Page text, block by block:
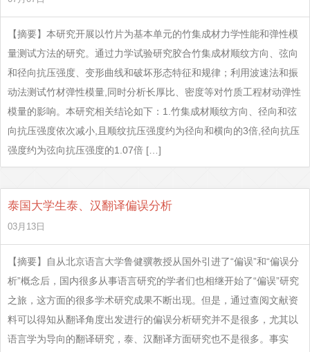
【摘要】本研究开展以竹片为基本单元的竹集成材力学性能和弹性模
量测试方法的研究。通过力学试验研究胶合竹集成材顺纹方向、弦向
和径向抗压强度、变形曲线和破坏形态特征和规律；利用波速法和振
动法测试竹材弹性模量,同时分析长厚比、密度等对竹质工程材动弹性
模量的影响。本研究相关结论如下：1.竹集成材顺纹方向、径向和弦
向抗压强度依次减小,且顺纹抗压强度约为径向和横向的3倍,径向抗压
强度约为弦向抗压强度的1.07倍 […]
泰国大学生泰、汉翻译偏误分析
03月13日
【摘要】自从北京语言大学鲁健骥教授从国外引进了“偏误”和“偏误分
析”概念后，国内很多从事语言研究的学者们也相继开始了“偏误”研究
之旅，这方面的很多学术研究成果不断出现。但是，通过查阅文献资
料可以得知从翻译角度出发进行的偏误分析研究并不是很多，尤其以
语言学为导向的翻译研究，泰、汉翻译方面研究也不是很多。事实